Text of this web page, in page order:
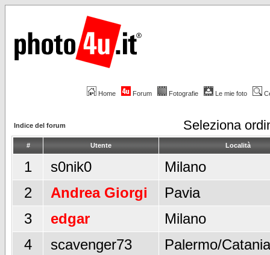
Home Forum Fotografie Le mie foto
Indice del forum Seleziona
# Utente Località
1 s0nik0
Milano
2
Andrea Giorgi
Pavia
3
edgar
Milano
4
scavenger73
Palermo/Catania